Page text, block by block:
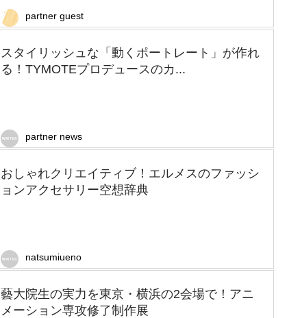
partner guest
スタイリッシュな「動くポートレート」が作れ
る！TYMOTEプロデュースのカ...
partner news
おしゃれクリエイティブ！エルメスのファッシ
ョンアクセサリー空想辞典
natsumiueno
藝大院生の実力を東京・横浜の2会場で！アニ
メーション専攻修了制作展